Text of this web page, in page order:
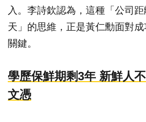
入。李詩欽認為，這種「公司
天」的思維，正是黃仁勳面對
關鍵。
學歷保鮮期剩3年 新鮮人
文憑